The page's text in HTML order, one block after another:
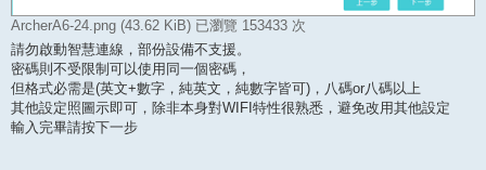
ArcherA6-24.png (43.62 KiB) 已瀏覽 153433 次
請勿啟動智慧連線，部份設備不支援。
密碼則不受限制可以使用同一個密碼，
但格式必需是(英文+數字，純英文，純數字皆可)，八碼or八碼以上
其他設定照圖示即可，除非本身對WIFI特性很熟悉，避免改用其他設定
輸入完畢請按下一步